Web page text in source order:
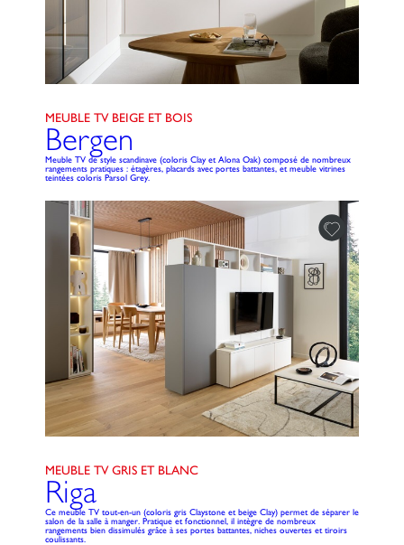
MEUBLE TV BEIGE ET BOIS
Bergen
Meuble TV de style scandinave (coloris Clay et Alona Oak) composé de nombreux
rangements pratiques : étagères, placards avec portes battantes, et meuble vitrines
teintées coloris Parsol Grey.
MEUBLE TV GRIS ET BLANC
Riga
Ce meuble TV tout-en-un (coloris gris Claystone et beige Clay) permet de séparer le
salon de la salle à manger. Pratique et fonctionnel, il intègre de nombreux
rangements bien dissimulés grâce à ses portes battantes, niches ouvertes et tiroirs
coulissants.